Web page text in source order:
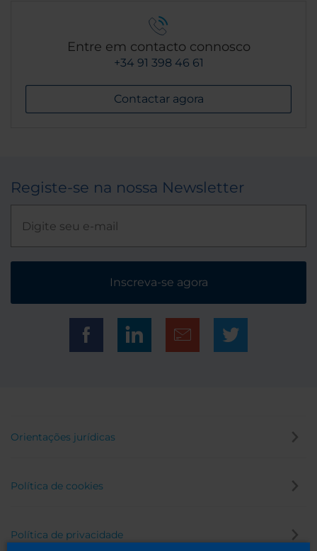
Entre em contacto connosco
+34 91 398 46 61
Contactar agora
Registe-se na nossa Newsletter
Inscreva-se agora
Orientações jurídicas
Política de cookies
Política de privacidade